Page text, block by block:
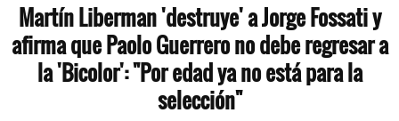
Martín Liberman 'destruye' a Jorge Fossati y
afirma que Paolo Guerrero no debe regresar a
la 'Bicolor': "Por edad ya no está para la
selección"